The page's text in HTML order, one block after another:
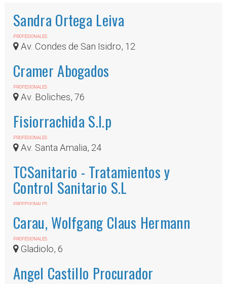
Sandra Ortega Leiva
PROFESIONALES
Av. Condes de San Isidro, 12
Cramer Abogados
PROFESIONALES
Av. Boliches, 76
Fisiorrachida S.l.p
PROFESIONALES
Av. Santa Amalia, 24
TCSanitario - Tratamientos y
Control Sanitario S.L
PROFESIONALES
1-A.
Carau, Wolfgang Claus Hermann
PROFESIONALES
Gladiolo, 6
Angel Castillo Procurador